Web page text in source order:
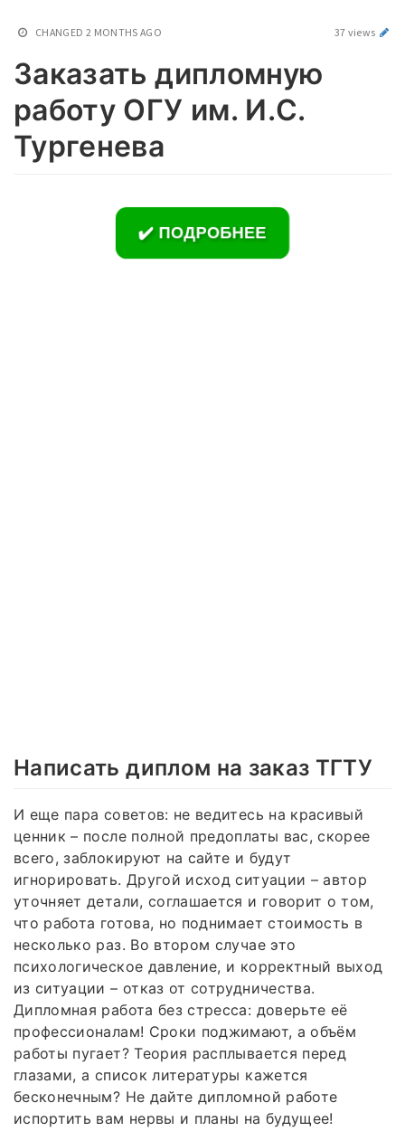
CHANGED 2 MONTHS AGO 37 views
Заказать дипломную
работу ОГУ им. И.С.
Тургенева
✔️ ПОДРОБНЕЕ
Написать диплом на заказ ТГТУ
И еще пара советов: не ведитесь на красивый
ценник – после полной предоплаты вас, скорее
всего, заблокируют на сайте и будут
игнорировать. Другой исход ситуации – автор
уточняет детали, соглашается и говорит о том,
что работа готова, но поднимает стоимость в
несколько раз. Во втором случае это
психологическое давление, и корректный выход
из ситуации – отказ от сотрудничества.
Дипломная работа без стресса: доверьте её
профессионалам! Сроки поджимают, а объём
работы пугает? Теория расплывается перед
глазами, а список литературы кажется
бесконечным? Не дайте дипломной работе
испортить вам нервы и планы на будущее!